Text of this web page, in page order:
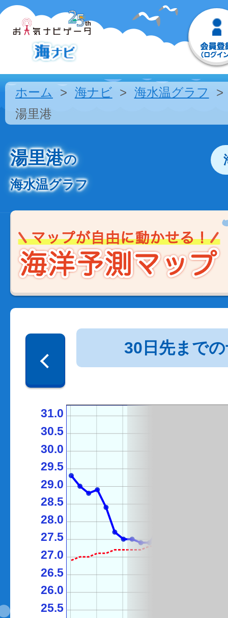
ホーム 海ナビ
海水温グラフ
湯里港
湯里港の
海水温グラフ
30日先まで
25.5
26.0
26.5
27.0
27.5
28.0
28.5
29.0
29.5
30.0
30.5
31.0